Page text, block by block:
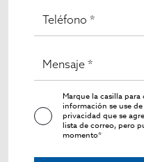
Marque la casilla
información se use
privacidadque se
lista de correo, pero
momento*